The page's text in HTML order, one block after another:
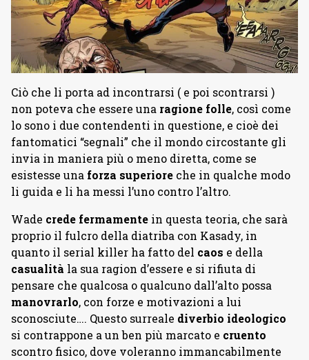
Ciò che li porta ad incontrarsi ( e poi scontrarsi )
non poteva che essere una ragione folle, così come
lo sono i due contendenti in questione, e cioè dei
fantomatici “segnali” che il mondo circostante gli
invia in maniera più o meno diretta, come se
esistesse una forza superiore che in qualche modo
li guida e li ha messi l’uno contro l’altro.
Wade crede fermamente in questa teoria, che sarà
proprio il fulcro della diatriba con Kasady, in
quanto il serial killer ha fatto del caos e della
casualità la sua ragion d’essere e si rifiuta di
pensare che qualcosa o qualcuno dall’alto possa
manovrarlo, con forze e motivazioni a lui
sconosciute…. Questo surreale diverbio ideologico
si contrappone a un ben più marcato e cruento
scontro fisico, dove voleranno immancabilmente